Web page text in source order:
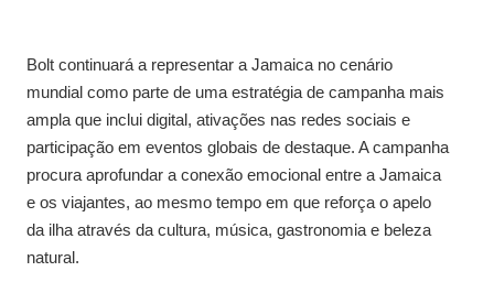
Bolt continuará a representar a Jamaica no cenário
mundial como parte de uma estratégia de campanha mais
ampla que inclui digital, ativações nas redes sociais e
participação em eventos globais de destaque. A campanha
procura aprofundar a conexão emocional entre a Jamaica
e os viajantes, ao mesmo tempo em que reforça o apelo
da ilha através da cultura, música, gastronomia e beleza
natural.